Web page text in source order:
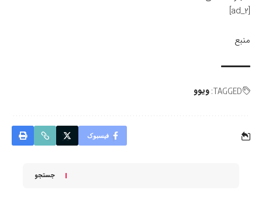
[ad_2]
منبع
TAGGED: ویوو
فیسبوک
جستجو